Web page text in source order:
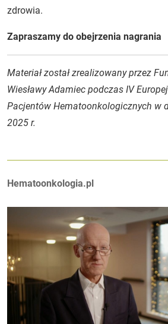
zdrowia.
Zapraszamy do obejrzenia nagrania
Materiał został zrealizowany przez
Wiesławy Adamiec podczas IV
Pacjentów Hematoonkologicznych w
2025 r.
Autorzy:
Hematoonkologia.pl